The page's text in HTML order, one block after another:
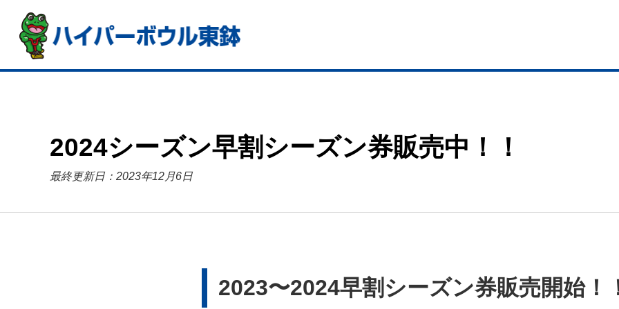
2024シーズン早割シーズン券販売中！！
最終更新日：2023年12月6日
2023〜2024早割シーズン券販売開始！